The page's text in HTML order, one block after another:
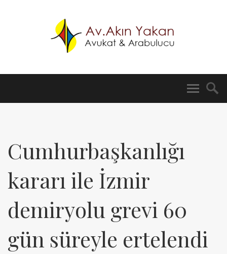
Cumhurbaşkanlığı
kararı ile İzmir
demiryolu grevi 60
gün süreyle ertelendi